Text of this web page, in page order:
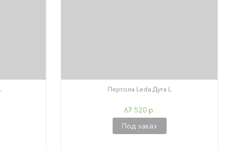
Пергола Leda Дуга L
67 520 р.
Под заказ